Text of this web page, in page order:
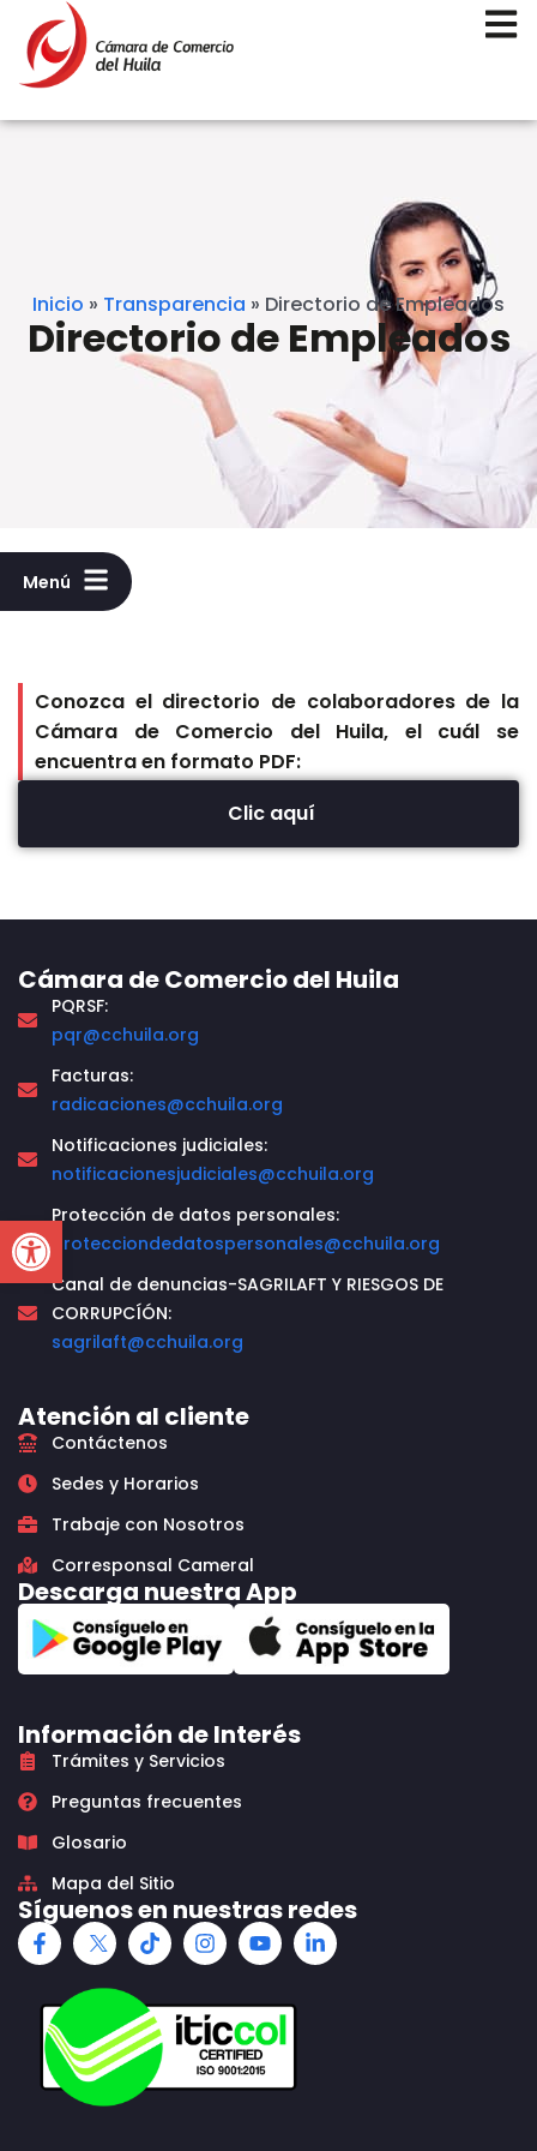
Open toolbar
Inicio » Transparencia » Directorio de Empleados
Directorio de Empleados
Menú
Conozca el directorio de colaboradores de la
Cámara de Comercio del Huila, el cuál se
encuentra en formato PDF:
Clic aquí
Cámara de Comercio del Huila
PQRSF:
pqr@cchuila.org
Facturas:
radicaciones@cchuila.org
Notificaciones judiciales:
notificacionesjudiciales@cchuila.org
Protección de datos personales:
protecciondedatospersonales@cchuila.org
Canal de denuncias-SAGRILAFT Y RIESGOS DE
CORRUPCÍÓN:
sagrilaft@cchuila.org
Atención al cliente
Contáctenos
Sedes y Horarios
Trabaje con Nosotros
Corresponsal Cameral
Descarga nuestra App
Información de Interés
Trámites y Servicios
Preguntas frecuentes
Glosario
Mapa del Sitio
Síguenos en nuestras redes